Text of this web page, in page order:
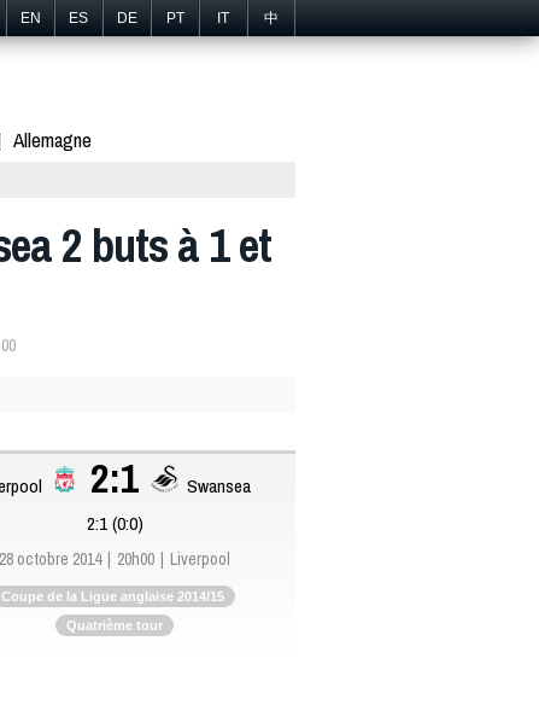
EN ES DE PT IT 中
Allemagne
2 buts à 1 et
2:1
Swansea
2:1 (0:0)
28 octobre 2014 20h00 Liverpool
Coupe de la Ligue anglaise 2014/15
Quatrième tour